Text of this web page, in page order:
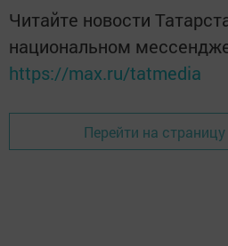
Читайте новости
национальном
https://max.ru/tatmedia
Перейти на